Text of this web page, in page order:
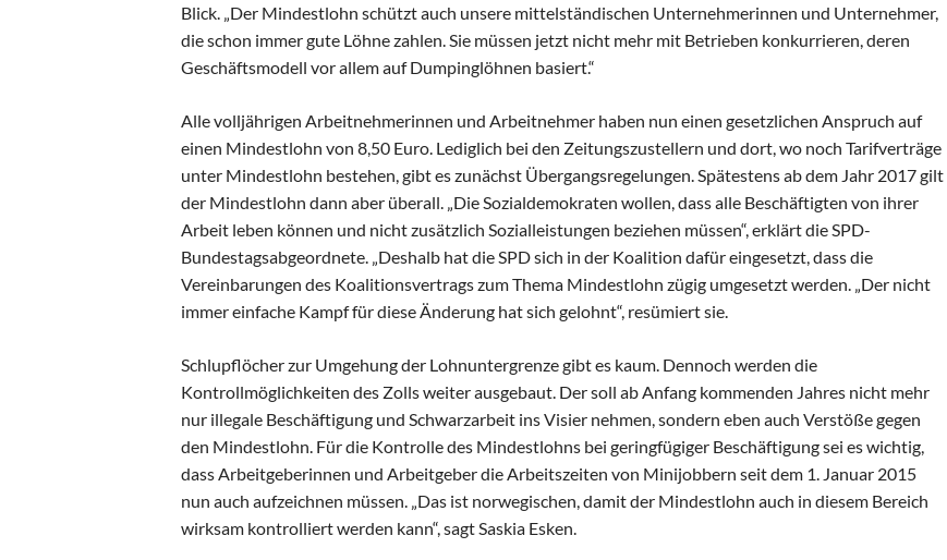
Blick. „Der Mindestlohn schützt auch unsere mittelständischen Unternehmerinnen und Unternehmer,
die schon immer gute Löhne zahlen. Sie müssen jetzt nicht mehr mit Betrieben konkurrieren, deren
Geschäftsmodell vor allem auf Dumpinglöhnen basiert.“
Alle volljährigen Arbeitnehmerinnen und Arbeitnehmer haben nun einen gesetzlichen Anspruch auf
einen Mindestlohn von 8,50 Euro. Lediglich bei den Zeitungszustellern und dort, wo noch Tarifverträge
unter Mindestlohn bestehen, gibt es zunächst Übergangsregelungen. Spätestens ab dem Jahr 2017 gilt
der Mindestlohn dann aber überall. „Die Sozialdemokraten wollen, dass alle Beschäftigten von ihrer
Arbeit leben können und nicht zusätzlich Sozialleistungen beziehen müssen“, erklärt die SPD-
Bundestagsabgeordnete. „Deshalb hat die SPD sich in der Koalition dafür eingesetzt, dass die
Vereinbarungen des Koalitionsvertrags zum Thema Mindestlohn zügig umgesetzt werden. „Der nicht
immer einfache Kampf für diese Änderung hat sich gelohnt“, resümiert sie.
Schlupflöcher zur Umgehung der Lohnuntergrenze gibt es kaum. Dennoch werden die
Kontrollmöglichkeiten des Zolls weiter ausgebaut. Der soll ab Anfang kommenden Jahres nicht mehr
nur illegale Beschäftigung und Schwarzarbeit ins Visier nehmen, sondern eben auch Verstöße gegen
den Mindestlohn. Für die Kontrolle des Mindestlohns bei geringfügiger Beschäftigung sei es wichtig,
dass Arbeitgeberinnen und Arbeitgeber die Arbeitszeiten von Minijobbern seit dem 1. Januar 2015
nun auch aufzeichnen müssen. „Das ist norwegischen, damit der Mindestlohn auch in diesem Bereich
wirksam kontrolliert werden kann“, sagt Saskia Esken.